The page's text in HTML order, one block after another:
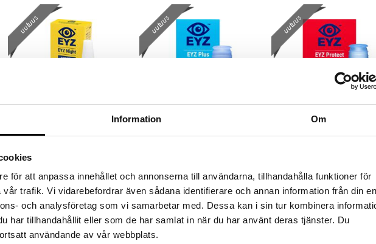
Information Om
för att anpassa innehållet och annonserna till användarna, tillhandahålla funktioner för
trafik. Vi vidarebefordrar även sådana identifierare och annan information från din
och analysföretag som vi samarbetar med. Dessa kan i sin tur kombinera
har tillhandahållit eller som de har samlat in när du har använt deras tjänster. Du
användande av vår webbplats.
EYZ
Tehokas silmänhoito ja suoja
ympäri vuorokauden – yöllä ja
päivällä.
14,50 €
uutuus
Voitelevat silmätipat, jotka
sisältävät mm. hyaluronihappoa,
levokarnitiinia ja sinkkiä.
14,90 €
uutuus
Kosteuttavat silmätipat, jotka
suojaavat, kosteuttavat ja
lievittävät.
21,90 €
uutuus